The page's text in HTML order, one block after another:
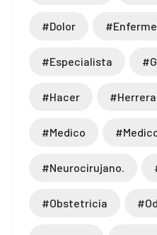
#dolor
#especialista
#hacer #herrera
#medico
#neurocirujano.
#obstetricia